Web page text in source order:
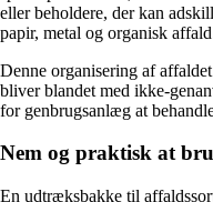
eller beholdere, der kan
papir, metal og organisk
Denne organisering af
bliver blandet med ikke-
for genbrugsanlæg at
Nem og praktisk at
En udtræksbakke til